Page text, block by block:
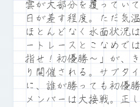
雲が大部分を覆ってい
日が差す程度。ただ気
ほとんどなく水面状況
ートレースとこなめで
指せ！初優勝～」が、
り開催される。サブタ
に、誰が勝っても初優
メンバーは大接戦。正